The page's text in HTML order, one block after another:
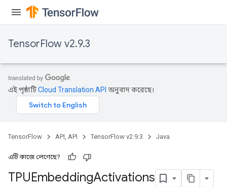
TensorFlow v2.9.3
এই পৃষ্ঠাটিCloud Translation API অনুবাদ করেছে।
TensorFlow API, API TensorFlow v2.9.3 Java
এটি কাজে লেগেছে?
TPUEmbeddingActivations